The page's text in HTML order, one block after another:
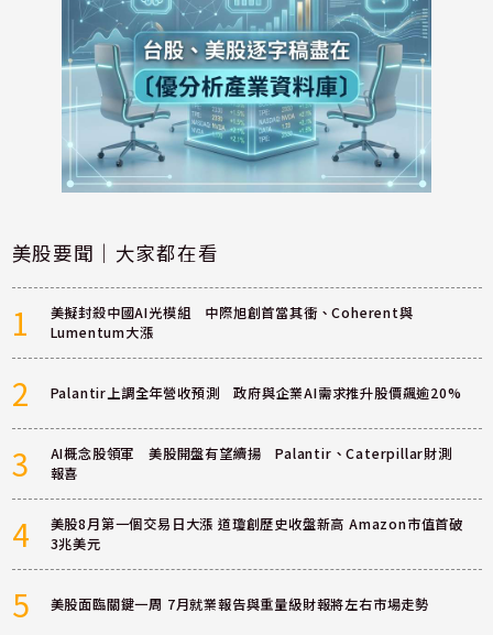
美股要聞｜大家都在看
1
美擬封殺中國AI光模組 中際旭創首當其衝、Coherent與
Lumentum大漲
2 Palantir上調全年營收預測 政府與企業AI需求推升股價飆逾20%
3
AI概念股領軍 美股開盤有望續揚 Palantir、Caterpillar財測
報喜
4
美股8月第一個交易日大漲 道瓊創歷史收盤新高 Amazon市值首破
3兆美元
5 美股面臨關鍵一周 7月就業報告與重量級財報將左右市場走勢